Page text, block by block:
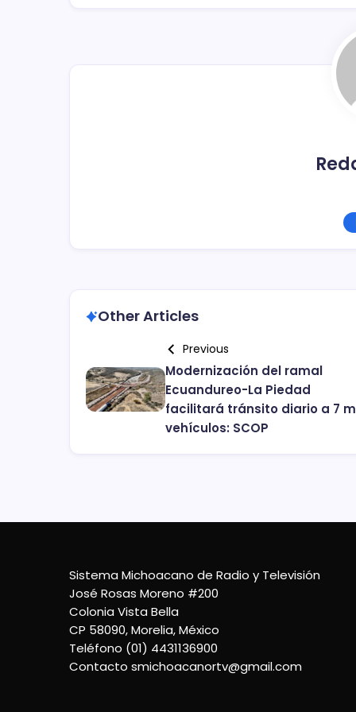
Other Articles
Previous
Modernización del ramal
Ecuandureo-La Piedad
facilitará tránsito diario a 7
vehículos: SCOP
Sistema Michoacano de Radio y Televisión
José Rosas Moreno #200
Colonia Vista Bella
CP 58090, Morelia, México
Teléfono (01) 4431136900
Contacto smichoacanortv@gmail.com